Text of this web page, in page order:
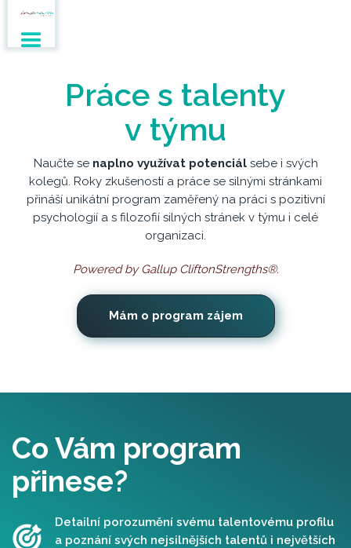
Práce s talenty
v týmu
Naučte se naplno využívat potenciálsebe i svých
kolegů. Roky zkušeností a práce se silnými stránkami
přináší unikátní program zaměřený na práci s pozitivní
psychologií a s filozofií silných stránek v týmu i celé
organizaci.
Powered by Gallup CliftonStrengths®.
Mám o program zájem
Co Vám program
přinese?
Detailní porozumění svému talentovému profilu
a poznání svých nejsilnějších talentů i největších